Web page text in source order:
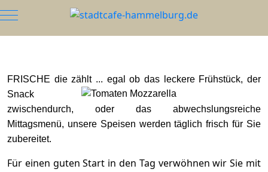
Mobile Menu Toggle
FRISCHE die zählt ... egal ob das leckere Frühstück, der
Snack
zwischendurch, oder das abwechslungsreiche
Mittagsmenü, unsere Speisen werden täglich frisch für Sie
zubereitet.
Für einen guten Start in den Tag verwöhnen wir Sie mit